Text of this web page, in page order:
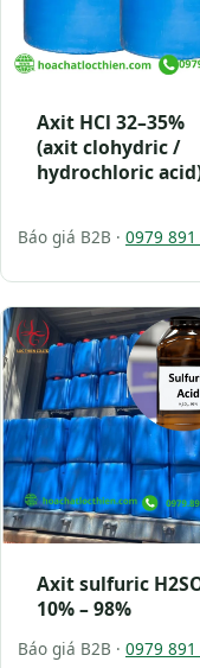
Axit HCl 32–35%
(axit clohydric /
hydrochloric
Báo giá B2B · 0979 891
Axit sulfuric
10% – 98%
Báo giá B2B · 0979 891